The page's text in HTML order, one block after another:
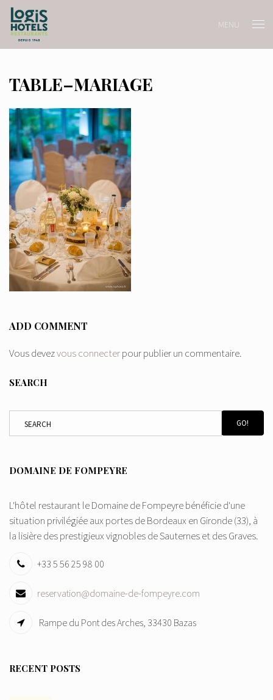
MENU
TABLE–MARIAGE
ADD COMMENT
Vous devezvous connecterpour publier un commentaire.
SEARCH
GO!
DOMAINE DE FOMPEYRE
L'hôtel restaurant le Domaine de Fompeyre bénéficie d'une
situation privilégiée aux portes de Bordeaux en Gironde (33), à
la lisière des prestigieux vignobles de Sauternes et des Graves.
+33 5 56 25 98 00
reservation@domaine-de-fompeyre.com
Rampe du Pont des Arches, 33430 Bazas
RECENT POSTS